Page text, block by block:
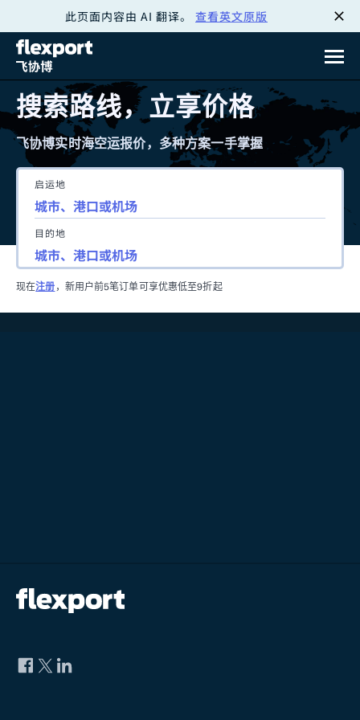
此页面内容由 AI 翻译。 查看英文原版
搜索路线，立享价格
飞协博实时海空运报价，多种方案一手掌握
启运地
目的地
现在注册 ，新用户前5笔订单可享优惠低至9折起